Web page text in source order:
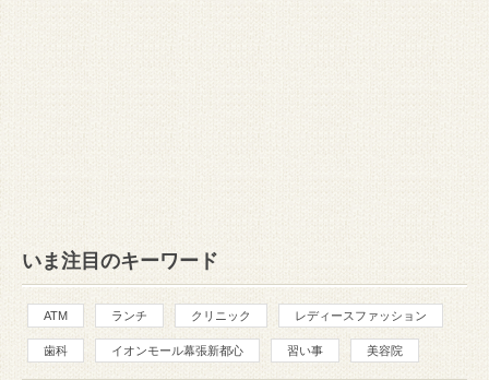
いま注目のキーワード
ATM ランチ クリニック レディースファッション
歯科 イオンモール幕張新都心 習い事 美容院